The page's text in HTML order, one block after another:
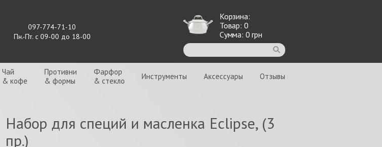
097-774-71-10
Пн.-Пт. с 09-00 до 18-00
Корзина:
Товар: 0
Сумма: 0 грн
Чай
& кофе
Противни
& формы
Фарфор
& стекло
Инструменты Аксессуары Отзывы
Набор для специй и масленка Eclipse, (3
пр.)